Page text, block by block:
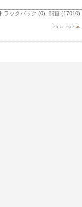
トラックバック (0) 閲覧 (17010)